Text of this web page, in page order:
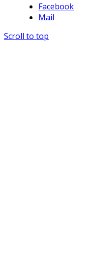
Facebook
Mail
Scroll to top